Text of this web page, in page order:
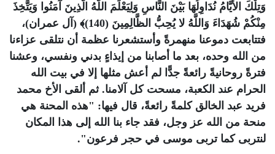
وَتِلْكَ الأَيَّامُ نُدَاوِلُهَا بَيْنَ النَّاسِ وَلِيَعْلَمَ اللَّهُ الَّذِينَ آمَنُوا وَيَتَّخِذَ
مِنْكُمْ شُهَدَاءَ وَاللَّهُ لا يُحِبُّ الظَّالِمِينَ (140)﴾ (آل عمران)،
فتتابعت دموعنا منهمرةً وأستشعرنا عظمة أن نتلقى عزاءنا
من الله وحده، بعد ما أصابنا من إيذاءٍ بدني ونفسي، وعشنا
فترةً روحانيةً رائعةً جدًّا لم أعش مثلها إلا في بيت الله
الحرام عند الكعبة، مسحت كل آلامنا. ثم ألقى الأخ محمد
فريد عبد الخالق كلمةً رائعةً، قال فيها: "هذه المحنة هي
منحة من الله عز وجل، فقد جاء بنا الله إلى هذا المكان
لنتربى كما تربى موسى في حجر فرعون".